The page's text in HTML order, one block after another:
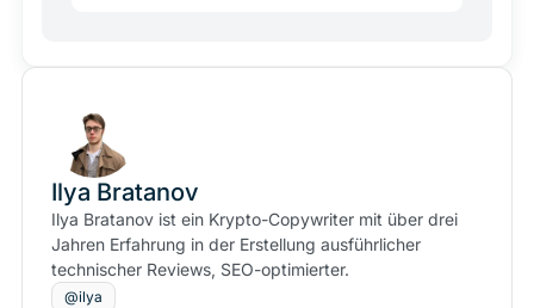
Ilya Bratanov
Ilya Bratanov ist ein Krypto-Copywriter mit über drei
Jahren Erfahrung in der Erstellung ausführlicher
technischer Reviews, SEO-optimierter.
@ilya